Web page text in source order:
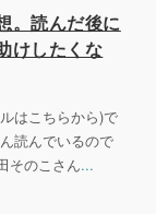
。読んだ後に
けしたくな
はこちらから)で
読んでいるので
そのこさん...